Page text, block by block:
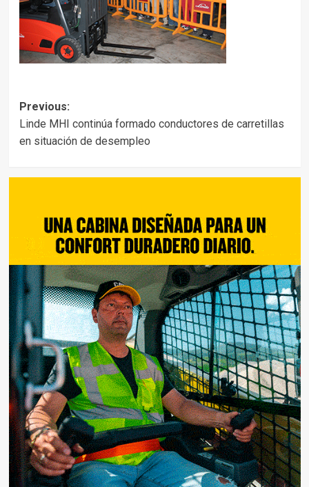
Post
navigation
Previous:
Linde MHI continúa formado conductores de carretillas
en situación de desempleo